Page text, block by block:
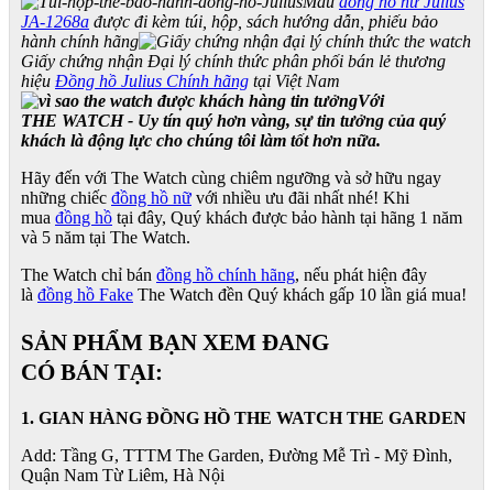
JA-1268a được đi kèm túi, hộp, sách hướng dẫn, phiếu bảo
hành chính hãng
Giấy chứng nhận Đại lý chính thức phân phối bán lẻ thương
hiệu Đồng hồ Julius Chính hãng tại Việt Nam
Với
THE WATCH - Uy tín quý hơn vàng, sự tin tưởng của quý
khách là động lực cho chúng tôi làm tốt hơn nữa.
Hãy đến với The Watch cùng chiêm ngưỡng và sở hữu ngay
những chiếc đồng hồ nữ với nhiều ưu đãi nhất nhé! Khi
mua đồng hồ tại đây, Quý khách được bảo hành tại hãng 1 năm
và 5 năm tại The Watch.
The Watch chỉ bán đồng hồ chính hãng, nếu phát hiện đây
là đồng hồ Fake The Watch đền Quý khách gấp 10 lần giá mua!
SẢN PHẨM BẠN XEM ĐANG
CÓ BÁN TẠI:
1. GIAN HÀNG ĐỒNG HỒ THE WATCH THE GARDEN
Add: Tầng G, TTTM The Garden, Đường Mễ Trì - Mỹ Đình,
Quận Nam Từ Liêm, Hà Nội